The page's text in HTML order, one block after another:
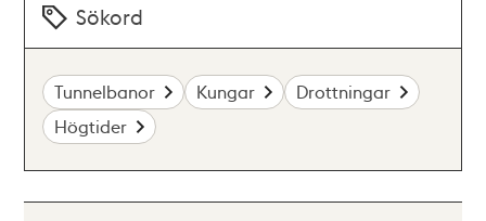
Sökord
Tunnelbanor Kungar
Drottningar
Högtider